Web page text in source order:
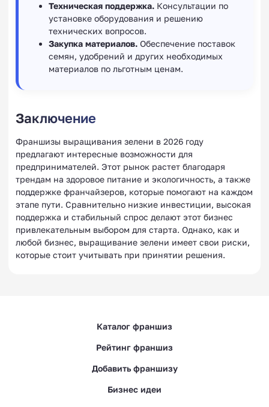
Техническая поддержка. Консультации по
установке оборудования и решению
технических вопросов.
Закупка материалов. Обеспечение поставок
семян, удобрений и других необходимых
материалов по льготным ценам.
Заключение
Франшизы выращивания зелени в 2026 году
предлагают интересные возможности для
предпринимателей. Этот рынок растет благодаря
трендам на здоровое питание и экологичность, а также
поддержке франчайзеров, которые помогают на каждом
этапе пути. Сравнительно низкие инвестиции, высокая
поддержка и стабильный спрос делают этот бизнес
привлекательным выбором для старта. Однако, как и
любой бизнес, выращивание зелени имеет свои риски,
которые стоит учитывать при принятии решения.
Каталог франшиз
Рейтинг франшиз
Добавить франшизу
Бизнес идеи